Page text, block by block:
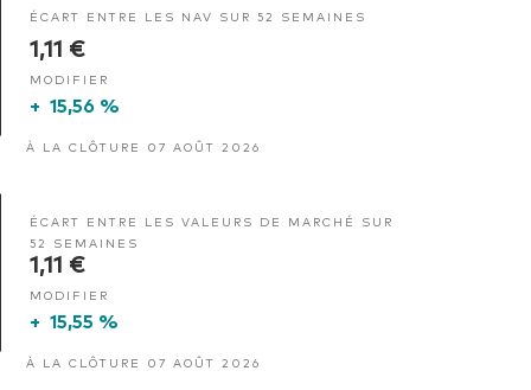
ÉCART ENTRE LES NAV SUR 52 SEMAINES
1,11 €
MODIFIER
+ 15,56 %
À LA CLÔTURE 07 AOÛT 2026
ÉCART ENTRE LES VALEURS DE MARCHÉ SUR
52 SEMAINES
1,11 €
MODIFIER
+ 15,55 %
À LA CLÔTURE 07 AOÛT 2026